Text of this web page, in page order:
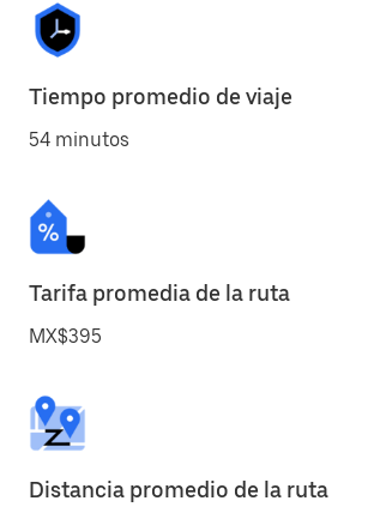
Tiempo promedio de viaje
54 minutos
Tarifa promedia de la ruta
MX$395
Distancia promedio de la ruta